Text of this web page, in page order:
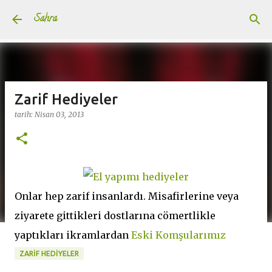
Sahra
Zarif Hediyeler
tarih: Nisan 03, 2013
Onlar hep zarif insanlardı. Misafirlerine veya
ziyarete gittikleri dostlarına cömertlikle
yaptıkları ikramlardan Eski Komşularımız
ZARIF HEDIYELER